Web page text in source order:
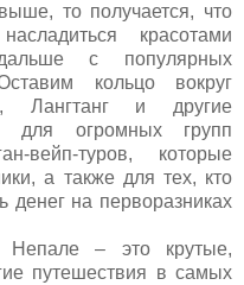
то получается, что
красотами
с популярных
кольцо вокруг
и другие
для огромных групп
вейп-туров, которые
а также для тех, кто
денег на перворазниках
Непале –
это крутые,
путешествия в самых